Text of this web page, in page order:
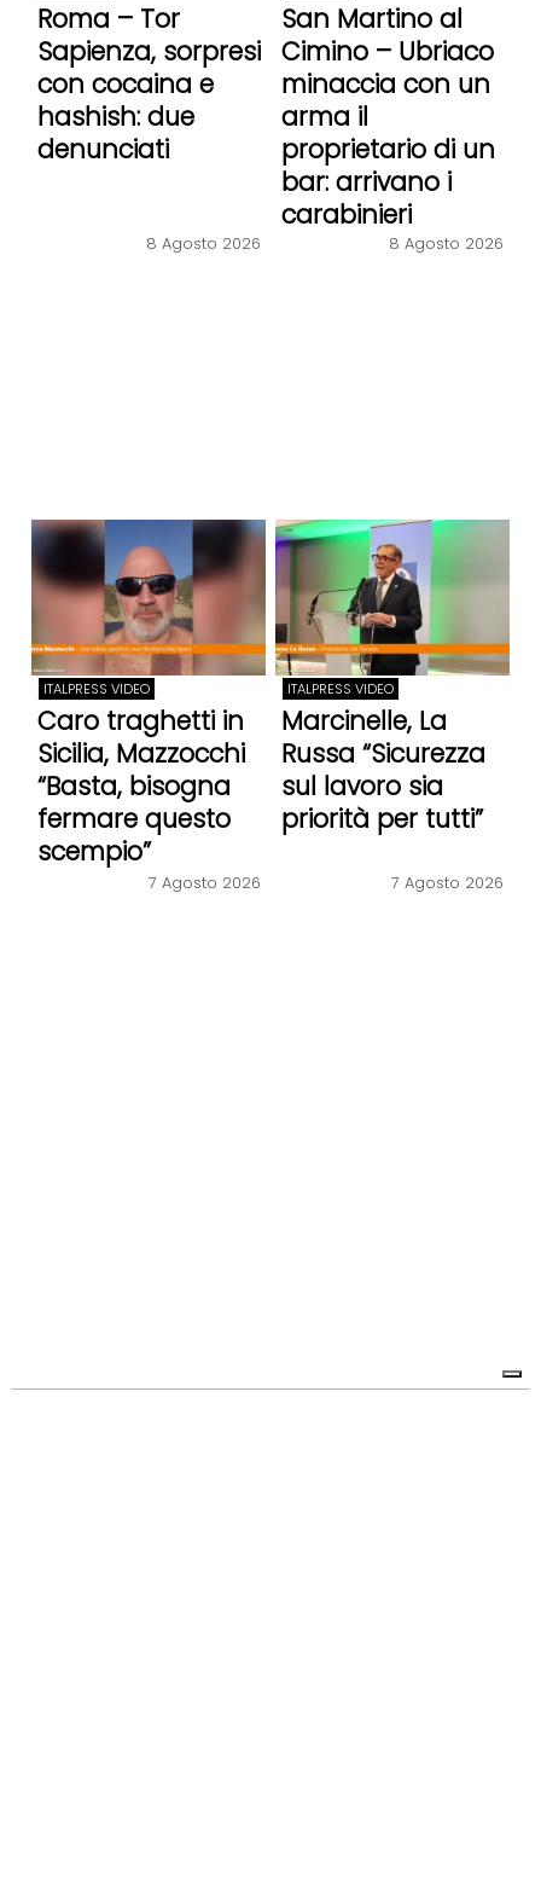
Roma – Tor
Sapienza, sorpresi
con cocaina e
hashish: due
denunciati
8 Agosto 2026
San Martino al
Cimino – Ubriaco
minaccia con un
arma il
proprietario di un
bar: arrivano i
carabinieri
8 Agosto 2026
ITALPRESS VIDEO
Caro traghetti in
Sicilia, Mazzocchi
“Basta, bisogna
fermare questo
scempio”
7 Agosto 2026
ITALPRESS VIDEO
Marcinelle, La
Russa “Sicurezza
sul lavoro sia
priorità per tutti”
7 Agosto 2026